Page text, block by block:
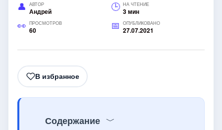
АВТОР
Андрей
НА ЧТЕНИЕ
3 мин
ПРОСМОТРОВ
60
ОПУБЛИКОВАНО
27.07.2021
В избранное
Содержание